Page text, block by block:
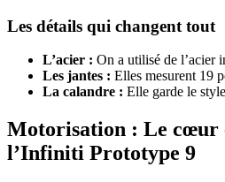
Les détails qui changent tout
L’acier : On a utilisé de l’acier
Les jantes : Elles mesurent 19
La calandre : Elle garde le
Motorisation : Le cœur
l’Infiniti Prototype 9